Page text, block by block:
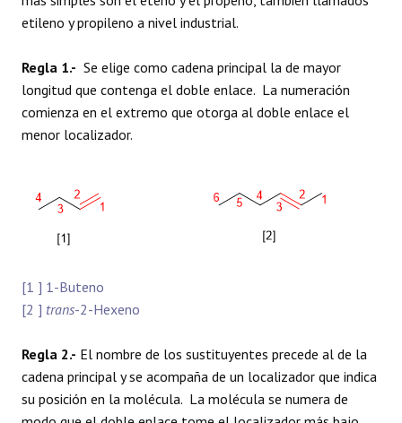
etileno y propileno a nivel industrial.
Regla 1.- Se elige como cadena principal la de mayor
longitud que contenga el doble enlace. La numeración
comienza en el extremo que otorga al doble enlace el
menor localizador.
[1 ] 1-Buteno
[2 ] trans-2-Hexeno
Regla 2.- El nombre de los sustituyentes precede al de la
cadena principal y se acompaña de un localizador que indica
su posición en la molécula. La molécula se numera de